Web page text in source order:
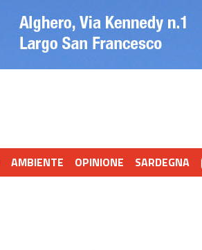
AMBIENTE OPINIONE SARDEGNA